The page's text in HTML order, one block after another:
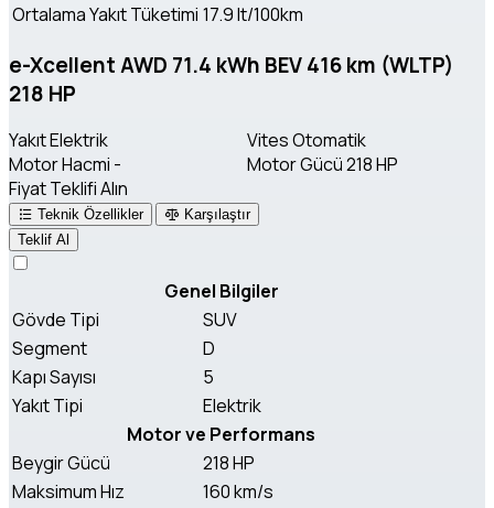
Ortalama Yakıt Tüketimi 17.9 lt/100km
e-Xcellent AWD 71.4 kWh BEV 416 km (WLTP)
218 HP
YakıtElektrik VitesOtomatik
Motor Hacmi - Motor Gücü218 HP
Fiyat Teklifi Alın
Teknik Özellikler
Karşılaştır
Teklif Al
Genel Bilgiler
Gövde Tipi
SUV
Segment
D
Kapı Sayısı
5
Yakıt Tipi
Elektrik
Motor ve Performans
Beygir Gücü
218 HP
Maksimum Hız
160 km/s